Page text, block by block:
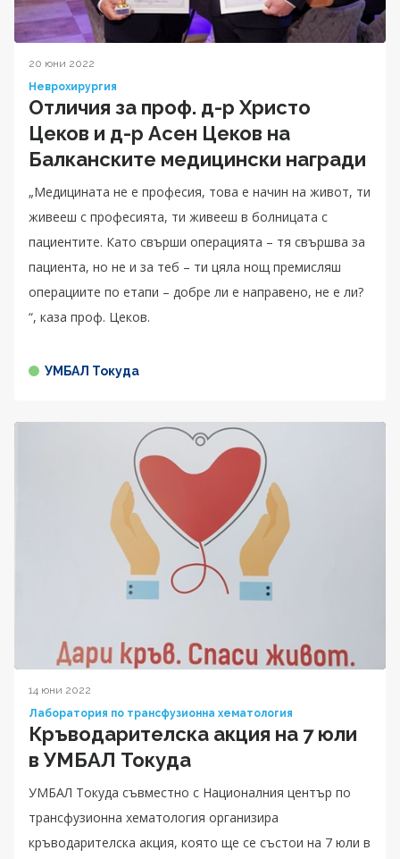
20 юни 2022
Неврохирургия
Отличия за проф. д-р Христо
Цеков и д-р Асен Цеков на
Балканските медицински награди
„Медицината не е професия, това е начин на живот, ти
живееш с професията, ти живееш в болницата с
пациентите. Като свърши операцията – тя свършва за
пациента, но не и за теб – ти цяла нощ премисляш
операциите по етапи – добре ли е направено, не е ли?
“, каза проф. Цеков.
УМБАЛ Токуда
14 юни 2022
Лаборатория по трансфузионна хематология
Кръводарителска акция на 7 юли
в УМБАЛ Токуда
УМБАЛ Токуда съвместно с Националния център по
трансфузионна хематология организира
кръводарителска акция, която ще се състои на 7 юли в